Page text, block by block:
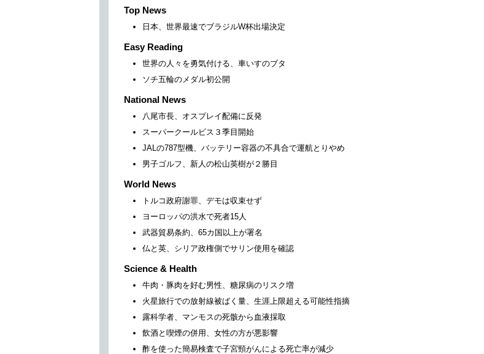
Top News
日本、世界最速でブラジルW杯出場決定
Easy Reading
世界の人々を勇気付ける、車いすのブタ
ソチ五輪のメダル初公開
National News
八尾市長、オスプレイ配備に反発
スーパークールビス３季目開始
JALの787型機、バッテリー容器の不具合で運航とりやめ
男子ゴルフ、新人の松山英樹が２勝目
World News
トルコ政府謝罪、デモは収束せず
ヨーロッパの洪水で死者15人
武器貿易条約、65カ国以上が署名
仏と英、シリア政権側でサリン使用を確認
Science & Health
牛肉・豚肉を好む男性、糖尿病のリスク増
火星旅行での放射線被ばく量、生涯上限超える可能性指摘
露科学者、マンモスの死骸から血液採取
飲酒と喫煙の併用、女性の方が悪影響
酢を使った簡易検査で子宮頸がんによる死亡率が減少